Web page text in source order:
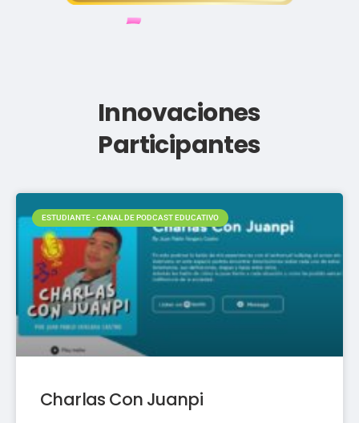
Innovaciones
Participantes
ESTUDIANTE - CANAL DE PODCAST EDUCATIVO
Charlas Con Juanpi